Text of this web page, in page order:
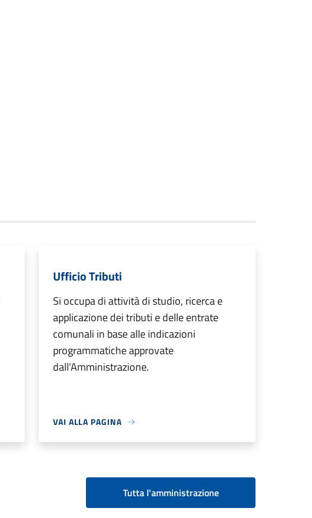
Ufficio Tributi
Si occupa di attività di studio, ricerca e
applicazione dei tributi e delle entrate
comunali in base alle indicazioni
programmatiche approvate
dall'Amministrazione.
VAI ALLA PAGINA
Tutta l'amministrazione